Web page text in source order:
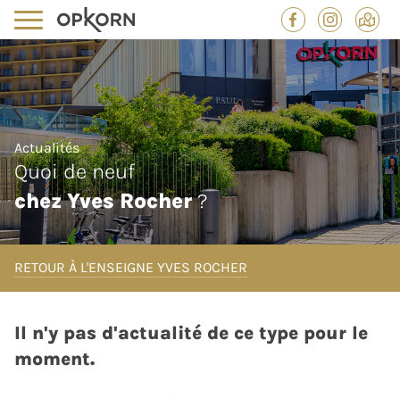
Actualités
Quoi de neuf
chez Yves Rocher?
RETOUR À L'ENSEIGNE YVES ROCHER
Il n'y pas d'actualité de ce type pour le
moment.